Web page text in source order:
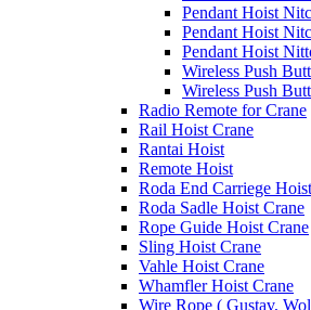
Pendant Hoist
Pendant Hoist
Pendant Hoist
Wireless Push
Wireless Push
Radio Remote for Crane
Rail Hoist Crane
Rantai Hoist
Remote Hoist
Roda End Carriege
Roda Sadle Hoist Crane
Rope Guide Hoist Crane
Sling Hoist Crane
Vahle Hoist Crane
Whamfler Hoist Crane
Wire Rope ( Gustav,